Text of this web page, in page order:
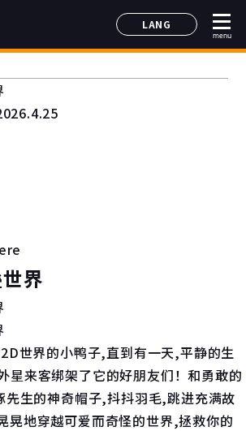
LANG
日本語
menu
界
世界的小鸭子,直到有一天,平静的生
星来客绑架了它的好朋友们！和勇敢的
生的神奇帽子,抖抖羽毛,跳进充满故
晃地穿越可爱而奇怪的世界,拯救你的